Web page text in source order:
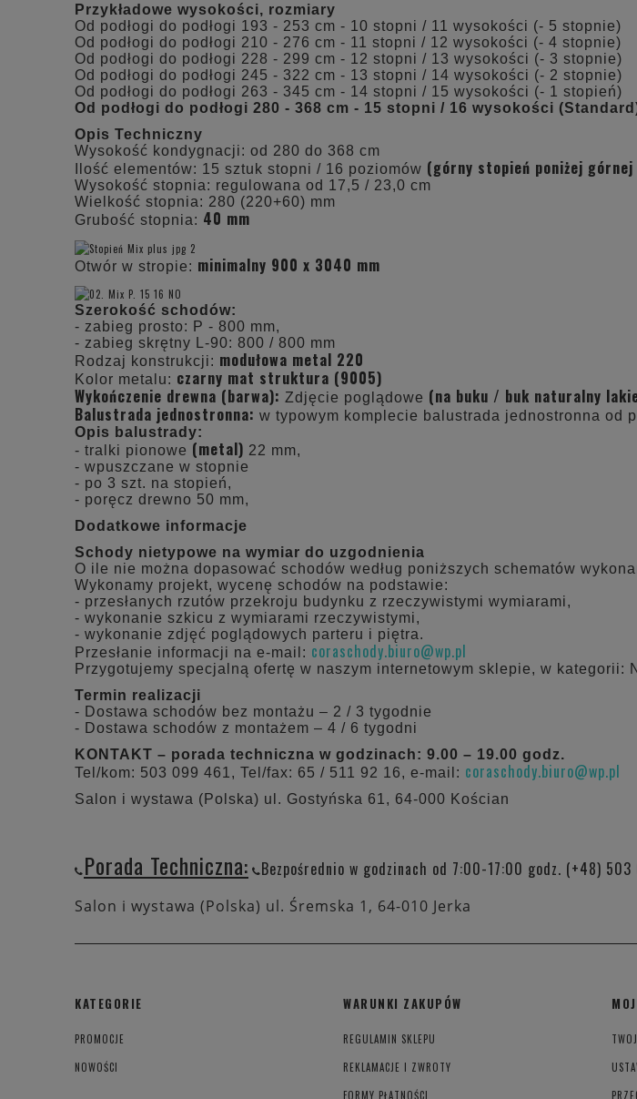
Przykładowe wysokości, rozmiary
Od podłogi do podłogi 193 - 253 cm - 10 stopni / 11 wysokości (- 5 stopnie)
Od podłogi do podłogi 210 - 276 cm - 11 stopni / 12 wysokości (- 4 stopnie)
Od podłogi do podłogi 228 - 299 cm - 12 stopni / 13 wysokości (- 3 stopnie)
Od podłogi do podłogi 245 - 322 cm - 13 stopni / 14 wysokości (- 2 stopnie)
Od podłogi do podłogi 263 - 345 cm - 14 stopni / 15 wysokości (- 1 stopień)
Od podłogi do podłogi 280 - 368 cm - 15 stopni / 16 wysokości
Opis Techniczny
Wysokość kondygnacji: od 280 do 368 cm
Ilość elementów: 15 sztuk stopni / 16 poziomów (górny stopień poniżej górnej
Wysokość stopnia: regulowana od 17,5 / 23,0 cm
Wielkość stopnia: 280 (220+60) mm
Grubość stopnia: 40 mm
Otwór w stropie: minimalny 900 x 3040 mm
Szerokość schodów:
- zabieg prosto: P - 800 mm,
- zabieg skrętny L-90: 800 / 800 mm
Rodzaj konstrukcji: modułowa metal 220
Kolor metalu: czarny mat struktura (9005)
Wykończenie drewna (barwa): Zdjęcie poglądowe (na buku / buk naturalny
Balustrada jednostronna: w typowym komplecie balustrada jednostronna od
Opis balustrady:
- tralki pionowe (metal) 22 mm,
- wpuszczane w stopnie
- po 3 szt. na stopień,
- poręcz drewno 50 mm,
Dodatkowe informacje
Schody nietypowe na wymiar do uzgodnienia
O ile nie można dopasować schodów według poniższych schematów
Wykonamy projekt, wycenę schodów na podstawie:
- przesłanych rzutów przekroju budynku z rzeczywistymi wymiarami,
- wykonanie szkicu z wymiarami rzeczywistymi,
- wykonanie zdjęć poglądowych parteru i piętra.
Przesłanie informacji na e-mail: coraschody.biuro@wp.pl
Przygotujemy specjalną ofertę w naszym internetowym sklepie, w kategorii:
Termin realizacji
- Dostawa schodów bez montażu – 2 / 3 tygodnie
- Dostawa schodów z montażem – 4 / 6 tygodni
KONTAKT – porada techniczna w godzinach: 9.00 – 19.00 godz.
Tel/kom: 503 099 461, Tel/fax: 65 / 511 92 16, e-mail: coraschody.biuro@wp.pl
Salon i wystawa (Polska) ul. Gostyńska 61, 64-000 Kościan
Porada Techniczna: Bezpośrednio w godzinach od 7:00-17:00 godz. (+48) 503
Salon i wystawa (Polska) ul. Śremska 1, 64-010 Jerka
KATEGORIE
PROMOCJE
NOWOŚCI
WARUNKI ZAKUPÓW
REGULAMIN SKLEPU
REKLAMACJE I ZWROTY
FORMY PŁATNOŚCI